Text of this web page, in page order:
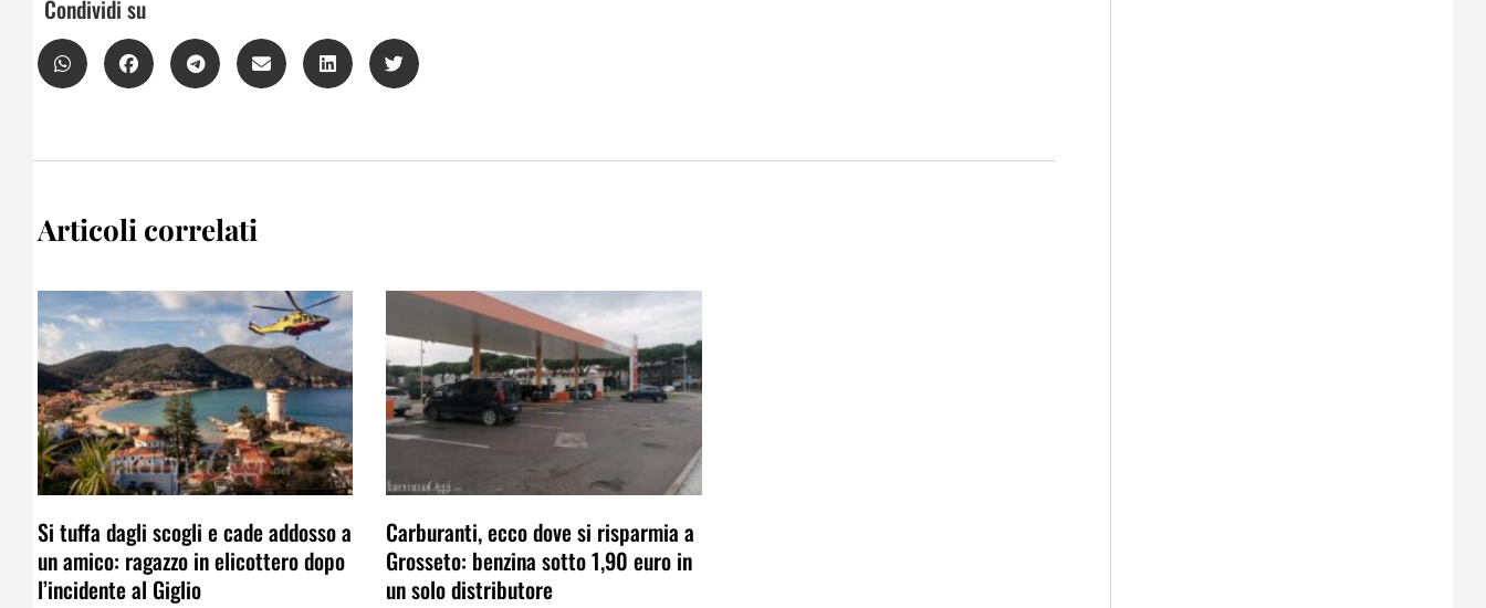
Condividi su
Articoli correlati
Si tuffa dagli scogli e cade addosso a
un amico: ragazzo in elicottero dopo
l’incidente al Giglio
Carburanti, ecco dove si risparmia a
Grosseto: benzina sotto 1,90 euro in
un solo distributore